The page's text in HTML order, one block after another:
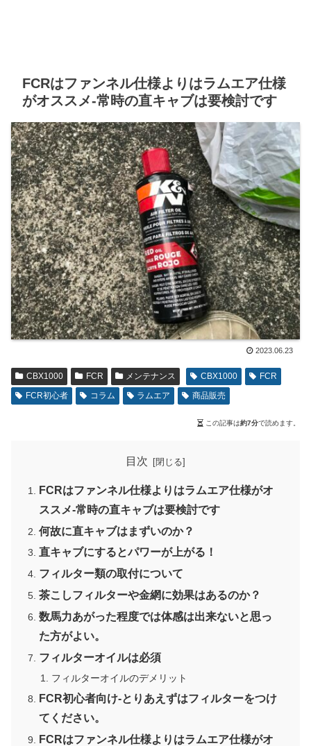
FCRはファンネル仕様よりはラムエア仕様
がオススメ-常時の直キャブは要検討です
2023.06.23
CBX1000 FCR メンテナンス CBX1000
FCR
FCR初心者
コラム ラムエア 商品販売
この記事は約7分で読めます。
目次
FCRはファンネル仕様よりはラムエア仕様がオ
ススメ-常時の直キャブは要検討です
何故に直キャブはまずいのか？
直キャブにするとパワーが上がる！
フィルター類の取付について
茶こしフィルターや金網に効果はあるのか？
数馬力あがった程度では体感は出来ないと思っ
た方がよい。
フィルターオイルは必須
フィルターオイルのデメリット
FCR初心者向け-とりあえずはフィルターをつけ
てください。
FCRはファンネル仕様よりはラムエア仕様がオ